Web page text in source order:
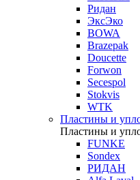
Ридан
ЭксЭко
BOWA
Brazepak
Doucette
Forwon
Secespol
Stokvis
WTK
Пластины и
Пластины и
FUNKE
Sondex
РИДАН